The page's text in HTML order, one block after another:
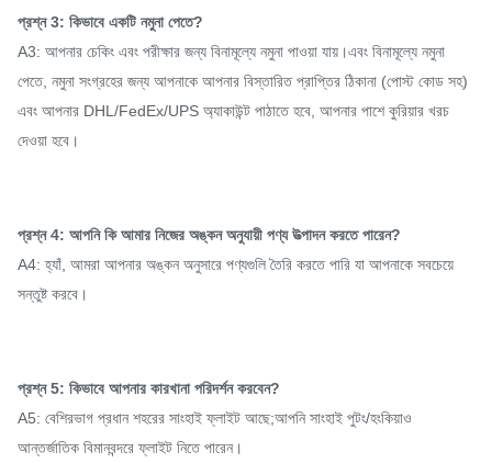
প্রশ্ন 3: কিভাবে একটি নমুনা পেতে?
A3: আপনার চেকিং এবং পরীক্ষার জন্য বিনামূল্যে নমুনা পাওয়া যায়।এবং বিনামূল্যে নমুনা
পেতে, নমুনা সংগ্রহের জন্য আপনাকে আপনার বিস্তারিত প্রাপ্তির ঠিকানা (পোস্ট কোড সহ)
এবং আপনার DHL/FedEx/UPS অ্যাকাউন্ট পাঠাতে হবে, আপনার পাশে কুরিয়ার খরচ
দেওয়া হবে।
প্রশ্ন 4: আপনি কি আমার নিজের অঙ্কন অনুযায়ী পণ্য উত্পাদন করতে পারেন?
A4: হ্যাঁ, আমরা আপনার অঙ্কন অনুসারে পণ্যগুলি তৈরি করতে পারি যা আপনাকে সবচেয়ে
সন্তুষ্ট করবে।
প্রশ্ন 5: কিভাবে আপনার কারখানা পরিদর্শন করবেন?
A5: বেশিরভাগ প্রধান শহরের সাংহাই ফ্লাইট আছে;আপনি সাংহাই পুটং/হংকিয়াও
আন্তর্জাতিক বিমানবন্দরে ফ্লাইট নিতে পারেন।